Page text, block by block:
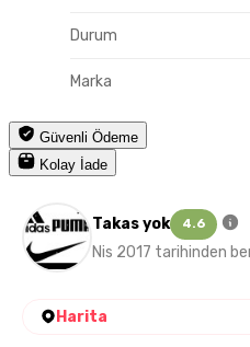
Durum
Marka
Güvenli Ödeme
Kolay İade
Takas yok 4.6
Nis 2017 tarihinden
Harita